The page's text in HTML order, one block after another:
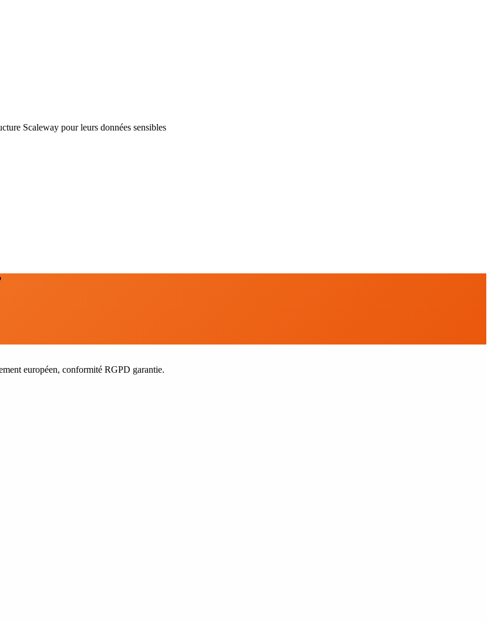
Scaleway pour leurs données sensibles
européen, conformité RGPD garantie.